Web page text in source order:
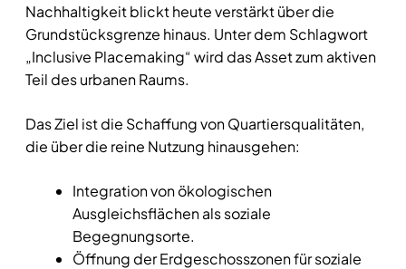
Nachhaltigkeit blickt heute verstärkt über die
Grundstücksgrenze hinaus. Unter dem Schlagwort
„Inclusive Placemaking“ wird das Asset zum aktiven
Teil des urbanen Raums.
Das Ziel ist die Schaffung von Quartiersqualitäten,
die über die reine Nutzung hinausgehen:
Integration von ökologischen
Ausgleichsflächen als soziale
Begegnungsorte.
Öffnung der Erdgeschosszonen für soziale